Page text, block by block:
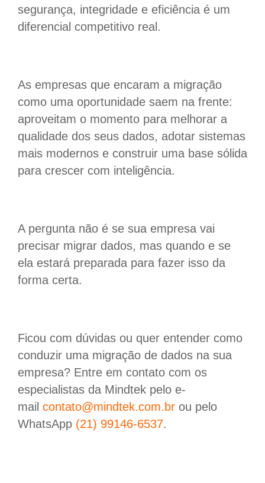
segurança, integridade e eficiência é um
diferencial competitivo real.
As empresas que encaram a migração
como uma oportunidade saem na frente:
aproveitam o momento para melhorar a
qualidade dos seus dados, adotar sistemas
mais modernos e construir uma base sólida
para crescer com inteligência.
A pergunta não é se sua empresa vai
precisar migrar dados, mas quando e se
ela estará preparada para fazer isso da
forma certa.
Ficou com dúvidas ou quer entender como
conduzir uma migração de dados na sua
empresa? Entre em contato com os
especialistas da Mindtek pelo e-
mail contato@mindtek.com.brou pelo
WhatsApp (21) 99146-6537.